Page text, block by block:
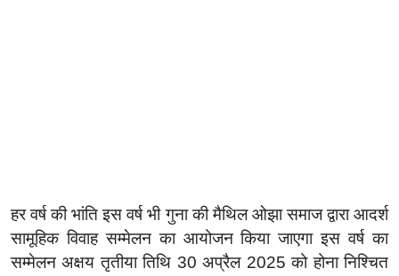
हर वर्ष की भांति इस वर्ष भी गुना की मैथिल ओझा समाज द्वारा आदर्श
सामूहिक विवाह सम्मेलन का आयोजन किया जाएगा इस वर्ष का
सम्मेलन अक्षय तृतीया तिथि 30 अप्रैल 2025 को होना निश्चित